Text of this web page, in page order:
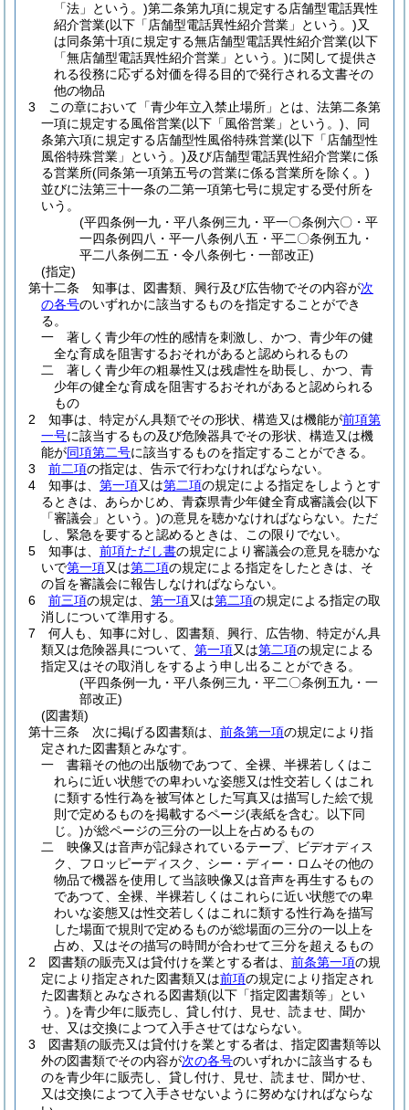
「法」という。)第二条第九項に規定する店舗型電話異性
紹介営業(以下「店舗型電話異性紹介営業」という。)又
は同条第十項に規定する無店舗型電話異性紹介営業(以下
「無店舗型電話異性紹介営業」という。)に関して提供さ
れる役務に応ずる対価を得る目的で発行される文書その
他の物品
3
この章において「青少年立入禁止場所」とは、法第二条第
一項に規定する風俗営業(以下「風俗営業」という。) 、同
条第六項に規定する店舗型性風俗特殊営業(以下「店舗型性
風俗特殊営業」という。)及び店舗型電話異性紹介営業に係
る営業所(同条第一項第五号の営業に係る営業所を除く。)
並びに法第三十一条の二第一項第七号に規定する受付所を
いう。
(平四条例一九・平八条例三九・平一〇条例六〇・平
一四条例四八・平一八条例八五・平二〇条例五九・
平二八条例二五・令八条例七・一部改正)
(指定)
第十二条
知事は、図書類、興行及び広告物でその内容が次
の各号のいずれかに該当するものを指定することができ
る。
一
著しく青少年の性的感情を刺激し、かつ、青少年の健
全な育成を阻害するおそれがあると認められるもの
二
著しく青少年の粗暴性又は残虐性を助長し、かつ、青
少年の健全な育成を阻害するおそれがあると認められる
もの
2
知事は、特定がん具類でその形状、構造又は機能が前項第
一号に該当するもの及び危険器具でその形状、構造又は機
能が同項第二号に該当するものを指定することができる。
3
前二項の指定は、告示で行わなければならない。
4
知事は、 第一項又は第二項の規定による指定をしようとす
るときは、あらかじめ、青森県青少年健全育成審議会(以下
「審議会」という。)の意見を聴かなければならない。 ただ
し、緊急を要すると認めるときは、この限りでない。
5
知事は、 前項ただし書の規定により審議会の意見を聴かな
いで第一項又は第二項の規定による指定をしたときは、そ
の旨を審議会に報告しなければならない。
6
前三項の規定は、 第一項又は第二項の規定による指定の取
消しについて準用する。
7
何人も、知事に対し、図書類、興行、広告物、特定がん具
類又は危険器具について、 第一項又は第二項の規定による
指定又はその取消しをするよう申し出ることができる。
(平四条例一九・平八条例三九・平二〇条例五九・一
部改正)
(図書類)
第十三条
次に掲げる図書類は、 前条第一項の規定により指
定された図書類とみなす。
一
書籍その他の出版物であつて、全裸、半裸若しくはこ
れらに近い状態での卑わいな姿態又は性交若しくはこれ
に類する性行為を被写体とした写真又は描写した絵で規
則で定めるものを掲載するページ(表紙を含む。以下同
じ。)が総ページの三分の一以上を占めるもの
二
映像又は音声が記録されているテープ、ビデオディス
ク、フロッピーディスク、シー・ディー・ロムその他の
物品で機器を使用して当該映像又は音声を再生するもの
であつて、全裸、半裸若しくはこれらに近い状態での卑
わいな姿態又は性交若しくはこれに類する性行為を描写
した場面で規則で定めるものが総場面の三分の一以上を
占め、又はその描写の時間が合わせて三分を超えるもの
2
図書類の販売又は貸付けを業とする者は、 前条第一項の規
定により指定された図書類又は前項の規定により指定され
た図書類とみなされる図書類(以下「指定図書類等」とい
う。)を青少年に販売し、貸し付け、見せ、読ませ、聞か
せ、又は交換によつて入手させてはならない。
3
図書類の販売又は貸付けを業とする者は、指定図書類等以
外の図書類でその内容が次の各号のいずれかに該当するも
のを青少年に販売し、貸し付け、見せ、読ませ、聞かせ、
又は交換によつて入手させないように努めなければならな